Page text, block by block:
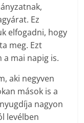
Ez
elfogadni, hogy
meg. Ezt
mai napig is.
aki negyven
mások is a
nagyon
levélben